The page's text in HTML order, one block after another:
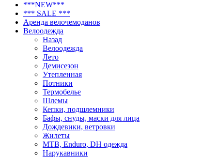
***NEW***
*** SALE ***
Аренда велочемоданов
Велоодежда
Назад
Велоодежда
Лето
Демисезон
Утепленная
Потники
Термобелье
Шлемы
Кепки, подшлемники
Бафы, снуды, маски для лица
Дождевики, ветровки
Жилеты
MTB, Enduro, DH одежда
Нарукавники